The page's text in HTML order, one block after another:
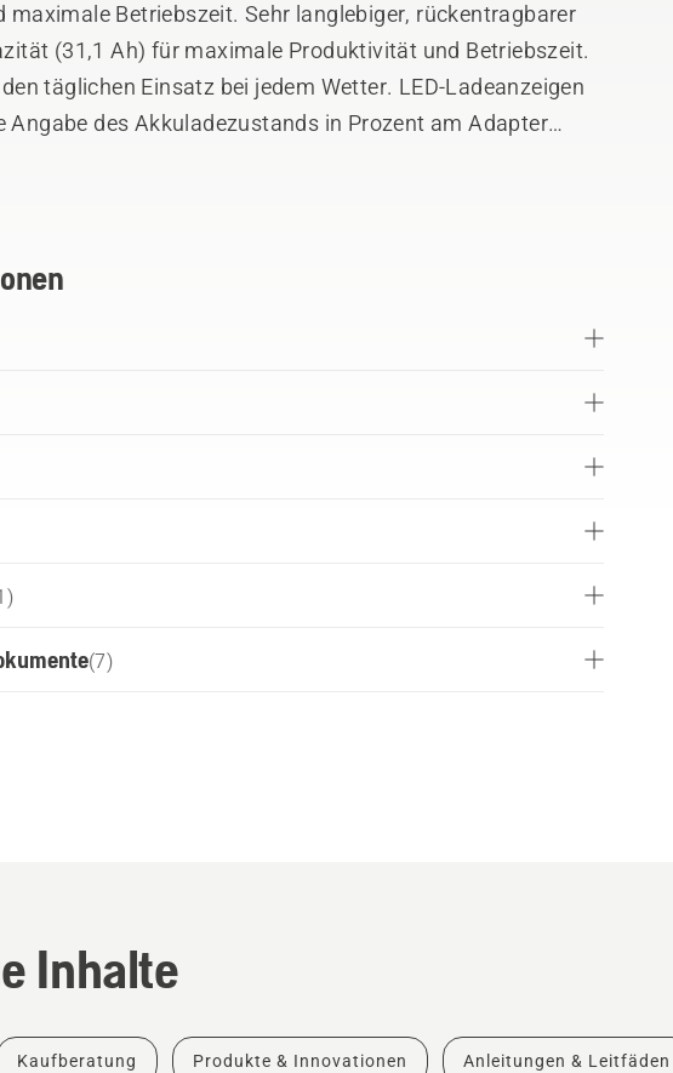
maximale Betriebszeit. Sehr langlebiger, rückentragbarer
(31,1 Ah) für maximale Produktivität und Betriebszeit.
täglichen Einsatz bei jedem Wetter. LED-Ladeanzeigen
Angabe des Akkuladezustands in Prozent am Adapter
Rucksack auf dem Boden absetzen zu können, ohne
)
(7)
Inhalte
Kaufberatung Produkte & Innovationen Anleitungen & Leitfäden